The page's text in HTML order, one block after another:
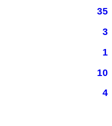
35
3
1
10
4